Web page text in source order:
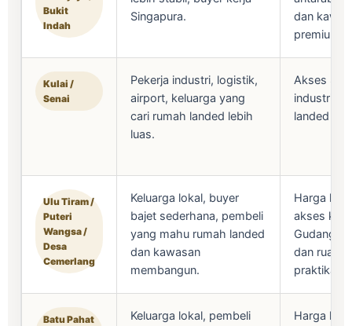
Bukit
Indah
Singapura.
dan
premium.
Kulai /
Senai
Pekerja industri, logistik,
airport, keluarga yang
cari rumah landed lebih
luas.
Akses
industri,
landed
Ulu Tiram /
Puteri
Wangsa /
Desa
Cemerlang
Keluarga lokal, buyer
bajet sederhana, pembeli
yang mahu rumah landed
dan kawasan
membangun.
Harga
akses ke
Gudang,
dan ruang
praktikal.
Batu Pahat
Keluarga lokal, pembeli
Harga